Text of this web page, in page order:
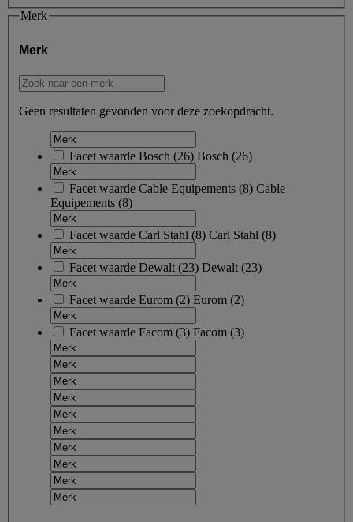
Merk
Merk
Geen resultaten gevonden voor deze zoekopdracht.
Facet waarde Bosch (26) Bosch (26)
Facet waarde Cable Equipements (8) Cable
Equipements (8)
Facet waarde Carl Stahl (8) Carl Stahl (8)
Facet waarde Dewalt (23) Dewalt (23)
Facet waarde Eurom (2) Eurom (2)
Facet waarde Facom (3) Facom (3)